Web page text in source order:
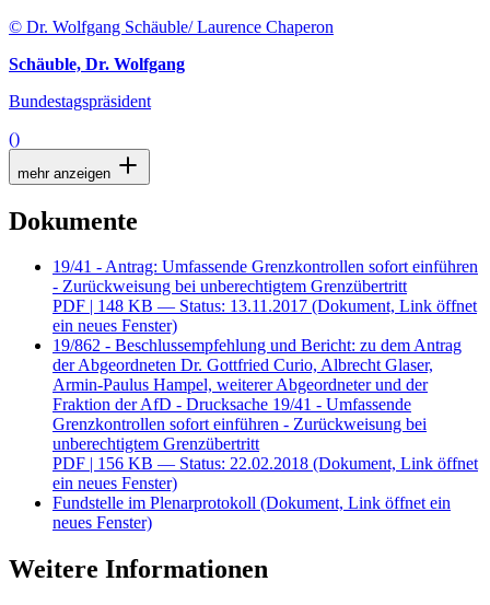
© Dr. Wolfgang Schäuble/ Laurence Chaperon
Schäuble, Dr. Wolfgang
Bundestagspräsident
()
mehr anzeigen
Dokumente
19/41 - Antrag: Umfassende Grenzkontrollen sofort einführen
- Zurückweisung bei unberechtigtem Grenzübertritt
PDF | 148 KB — Status: 13.11.2017 (Dokument, Link öffnet
ein neues Fenster)
19/862 - Beschlussempfehlung und Bericht: zu dem Antrag
der Abgeordneten Dr. Gottfried Curio, Albrecht Glaser,
Armin-Paulus Hampel, weiterer Abgeordneter und der
Fraktion der AfD - Drucksache 19/41 - Umfassende
Grenzkontrollen sofort einführen - Zurückweisung bei
unberechtigtem Grenzübertritt
PDF | 156 KB — Status: 22.02.2018 (Dokument, Link öffnet
ein neues Fenster)
Fundstelle im Plenarprotokoll (Dokument, Link öffnet ein
neues Fenster)
Weitere Informationen